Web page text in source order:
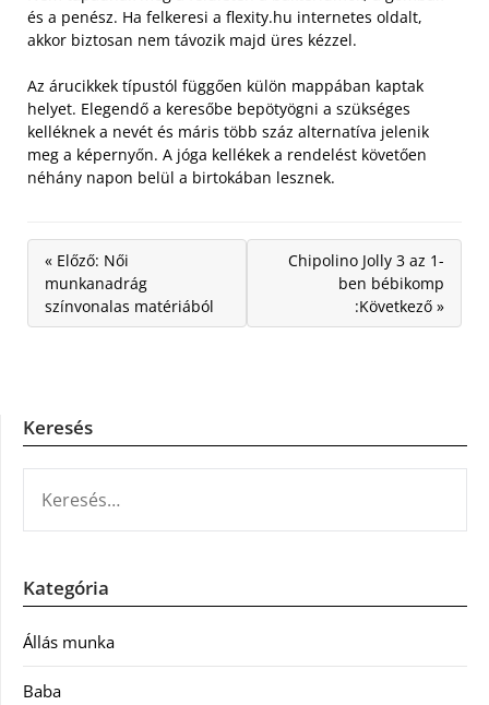
és a penész. Ha felkeresi a flexity.hu internetes oldalt,
akkor biztosan nem távozik majd üres kézzel.
Az árucikkek típustól függően külön mappában kaptak
helyet. Elegendő a keresőbe bepötyögni a szükséges
kelléknek a nevét és máris több száz alternatíva jelenik
meg a képernyőn. A jóga kellékek a rendelést követően
néhány napon belül a birtokában lesznek.
« Előző: Női
munkanadrág
színvonalas matériából
Chipolino Jolly 3 az 1-
ben bébikomp
:Következő »
Keresés
Kategória
Állás munka
Baba